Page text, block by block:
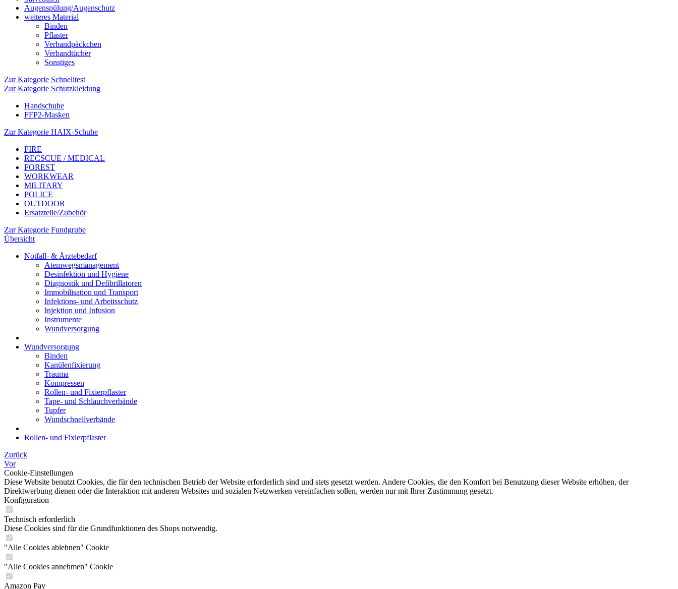
Augenspülung/Augenschutz
weiteres Material
Binden
Pflaster
Verbandpäckchen
Verbandtücher
Sonstiges
Zur Kategorie Schnelltest
Zur Kategorie Schutzkleidung
Handschuhe
FFP2-Masken
Zur Kategorie HAIX-Schuhe
FIRE
RECSCUE / MEDICAL
FOREST
WORKWEAR
MILITARY
POLICE
OUTDOOR
Ersatzteile/Zubehör
Zur Kategorie Fundgrube
Übersicht
Notfall- & Ärztebedarf
Atemwegsmanagement
Desinfektion und Hygiene
Diagnostik und Defibrillatoren
Immobilisation und Transport
Infektions- und Arbeitsschutz
Injektion und Infusion
Instrumente
Wundversorgung
Wundversorgung
Binden
Kanülenfixierung
Trauma
Kompressen
Rollen- und Fixierpflaster
Tape- und Schlauchverbände
Tupfer
Wundschnellverbände
Rollen- und Fixierpflaster
Zurück
Vor
Cookie-Einstellungen
Diese Website benutzt Cookies, die für den technischen Betrieb der Website erforderlich sind und stets gesetzt werden. Andere Cookies, die den Komfort bei Benutzung dieser Website erhöhen, der
Direktwerbung dienen oder die Interaktion mit anderen Websites und sozialen Netzwerken vereinfachen sollen, werden nur mit Ihrer Zustimmung gesetzt.
Konfiguration
Technisch erforderlich
Diese Cookies sind für die Grundfunktionen des Shops notwendig.
"Alle Cookies ablehnen" Cookie
"Alle Cookies annehmen" Cookie
Amazon Pay